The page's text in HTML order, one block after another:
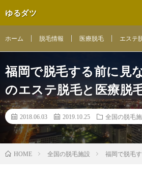
ゆるダツ
ホーム 脱毛情報 医療脱毛 エステ
福岡で脱毛する前に見
のエステ脱毛と医療脱
2018.06.03 2019.10.25 全国の脱毛
HOME 全国の脱毛施設 福岡で脱毛